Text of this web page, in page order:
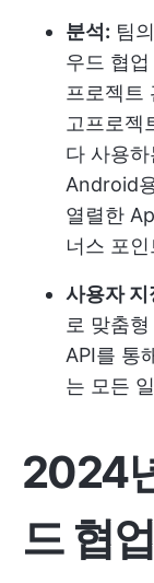
분석: 팀
우드 협
프로젝트
고 프로젝
다 사용
Android
열렬한
너스 포
사용자 지
로 맞춤
API를 통
는 모든
2024
드 협